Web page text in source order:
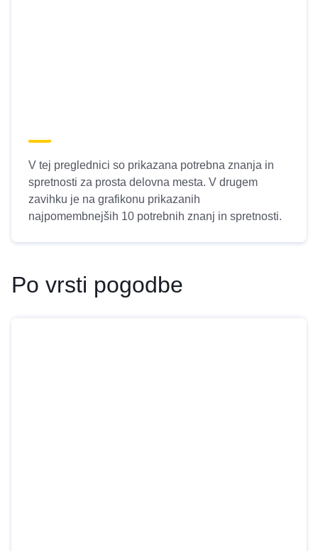
V tej preglednici so prikazana potrebna znanja in
spretnosti za prosta delovna mesta. V drugem
zavihku je na grafikonu prikazanih
najpomembnejših 10 potrebnih znanj in spretnosti.
Po vrsti pogodbe